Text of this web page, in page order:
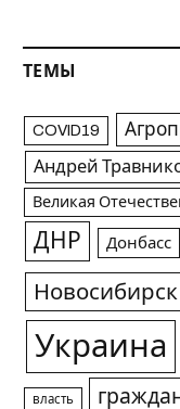
ТЕМЫ
COVID19
Андрей
Великая
ДНР Донбасс
Новосибирск
Украина
власть